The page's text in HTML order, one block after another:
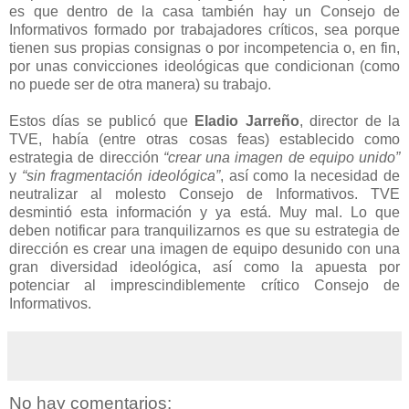
es que dentro de la casa también hay un Consejo de
Informativos formado por trabajadores críticos, sea porque
tienen sus propias consignas o por incompetencia o, en fin,
por unas convicciones ideológicas que condicionan (como
no puede ser de otra manera) su trabajo.
Estos días se publicó que Eladio Jarreño, director de la
TVE, había (entre otras cosas feas) establecido como
estrategia de dirección “crear una imagen de equipo unido”
y “sin fragmentación ideológica”, así como la necesidad de
neutralizar al molesto Consejo de Informativos. TVE
desmintió esta información y ya está. Muy mal. Lo que
deben notificar para tranquilizarnos es que su estrategia de
dirección es crear una imagen de equipo desunido con una
gran diversidad ideológica, así como la apuesta por
potenciar al imprescindiblemente crítico Consejo de
Informativos.
No hay comentarios: